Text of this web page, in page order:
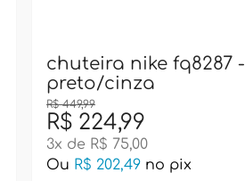
chuteira nike fq8287 -
preto/cinza
R$ 224,99
R$ 449,99
3x de R$ 75,00
Ou R$ 202,49 no pix